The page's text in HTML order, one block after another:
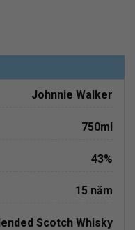
Johnnie Walker
750ml
43%
15 năm
Scotch Whisky